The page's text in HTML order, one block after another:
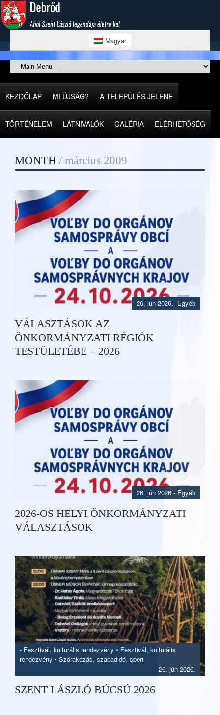
Magyar
KEZDŐLAP MI ÚJSÁG? A TELEPÜLÉS JELENE
TÖRTÉNELEM LÁTNIVALÓK GALÉRIA ELÉRHETŐSÉG
MONTH / március 2009
- Egyéb
26. jún 2026.
VÁLASZTÁSOK AZ
ÖNKORMÁNYZATI RÉGIÓK
TESTÜLETÉBE – 2026
- Egyéb
26. jún 2026.
2026-OS HELYI ÖNKORMÁNYZATI
VÁLASZTÁSOK
- Fesztivál, kulturális rendezvény • Fesztivál, kulturális
rendezvény • Szórakozás, szabadidő, sport
26. jún 2026.
SZENT LÁSZLÓ BÚCSÚ 2026